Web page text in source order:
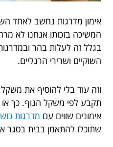
אימון מדרגות נחשב לאחד
המשיכה בזכותו אנחנו לא
בגלל זה לעלות בהר
השוקיים ושרירי הרגליים.
וזה עוד בלי להוסיף את
תקבע לפי משקל הגוף. כך
אימונים שווים עם מדרגות
שתוכלו להתאמן בבית בסגר